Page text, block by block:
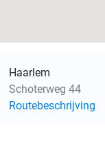
Haarlem
Schoterweg 44
Routebeschrijving